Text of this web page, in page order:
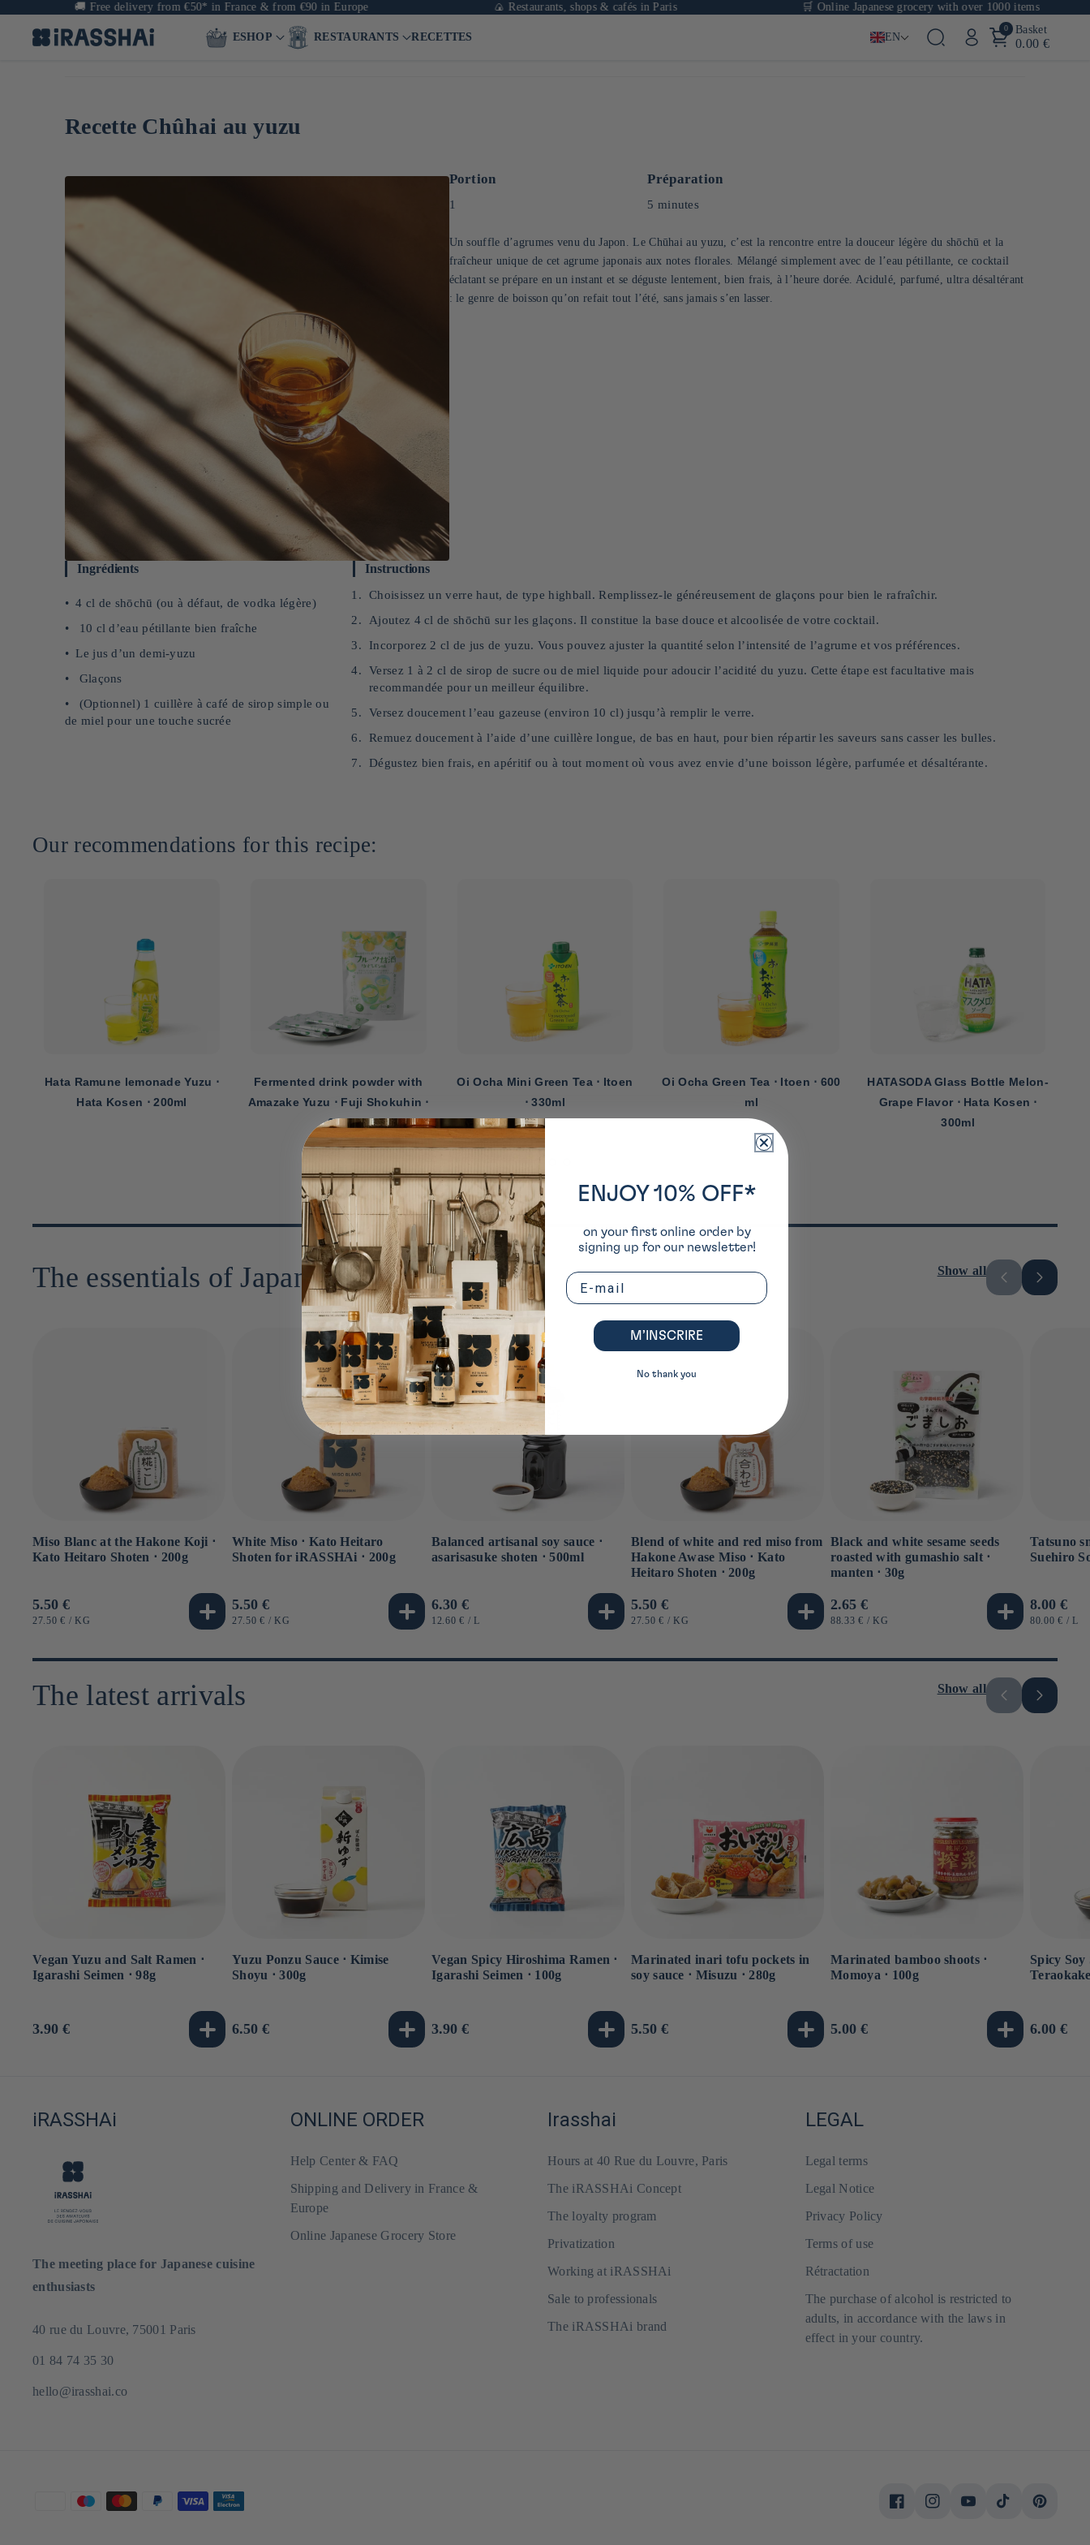
Free delivery from €50* in France & from €90 in Europe 🍙 Restaurants, shops & cafés in Paris 🛒 Online Japanese grocery with over 1000 items
ESHOP RESTAURANTS RECETTES EN
0 Basket
0.00 €
Recette Chûhai au yuzu
Portion
1
Préparation
5 minutes
Un souffle d’agrumes venu du Japon. Le Chūhai au yuzu, c’est la rencontre entre la douceur légère du shōchū et la
fraîcheur unique de cet agrume japonais aux notes florales. Mélangé simplement avec de l’eau pétillante, ce cocktail
éclatant se prépare en un instant et se déguste lentement, bien frais, à l’heure dorée. Acidulé, parfumé, ultra désaltérant
: le genre de boisson qu’on refait tout l’été, sans jamais s’en lasser.
Ingrédients
4 cl de shōchū (ou à défaut, de vodka légère)
10 cl d’eau pétillante bien fraîche
Le jus d’un demi-yuzu
Glaçons
(Optionnel) 1 cuillère à café de sirop simple ou
de miel pour une touche sucrée
Instructions
Choisissez un verre haut, de type highball. Remplissez-le généreusement de glaçons pour bien le rafraîchir.
Ajoutez 4 cl de shōchū sur les glaçons. Il constitue la base douce et alcoolisée de votre cocktail.
Incorporez 2 cl de jus de yuzu. Vous pouvez ajuster la quantité selon l’intensité de l’agrume et vos préférences.
Versez 1 à 2 cl de sirop de sucre ou de miel liquide pour adoucir l’acidité du yuzu. Cette étape est facultative mais
recommandée pour un meilleur équilibre.
Versez doucement l’eau gazeuse (environ 10 cl) jusqu’à remplir le verre.
Remuez doucement à l’aide d’une cuillère longue, de bas en haut, pour bien répartir les saveurs sans casser les bulles.
Dégustez bien frais, en apéritif ou à tout moment où vous avez envie d’une boisson légère, parfumée et désaltérante.
Our recommendations for this recipe:
Hata Ramune lemonade Yuzu ⋅
Hata Kosen ⋅ 200ml
Fermented drink powder with
Amazake Yuzu ⋅ Fuji Shokuhin ⋅
60g
Oi Ocha Mini Green Tea ⋅ Itoen
⋅ 330ml
Oi Ocha Green Tea ⋅ Itoen ⋅ 600
ml
HATASODA Glass Bottle Melon-
Grape Flavor ⋅ Hata Kosen ⋅
300ml
The essentials of Japanese cuisine Show all
Miso Blanc at the Hakone Koji ⋅
Kato Heitaro Shoten ⋅ 200g
Usual
price
5.50 €
UNIT
27.50 € / BY
KG
White Miso ⋅ Kato Heitaro
Shoten for iRASSHAi ⋅ 200g
Usual
price
5.50 €
UNIT
27.50 € / BY
KG
Balanced artisanal soy sauce ⋅
asarisasuke shoten ⋅ 500ml
Usual
price
6.30 €
UNIT
12.60 € / BY
L
Blend of white and red miso from
Hakone Awase Miso ⋅ Kato
Heitaro Shoten ⋅ 200g
Usual
price
5.50 €
UNIT
27.50 € / BY
KG
Black and white sesame seeds
roasted with gumashio salt ⋅
manten ⋅ 30g
Usual
price
2.65 €
UNIT
88.33 € / BY
KG
Tatsuno
Suehiro
Usual
price
8.00 €
UNIT
80.00 € / L
The latest arrivals Show all
Vegan Yuzu and Salt Ramen ⋅
Igarashi Seimen ⋅ 98g
Usual
3.90 €
Yuzu Ponzu Sauce ⋅ Kimise
Shoyu ⋅ 300g
Usual
6.50 €
Vegan Spicy Hiroshima Ramen ⋅
Igarashi Seimen ⋅ 100g
Usual
3.90 €
Marinated inari tofu pockets in
soy sauce ⋅ Misuzu ⋅ 280g
Usual
5.50 €
Marinated bamboo shoots ⋅
Momoya ⋅ 100g
Usual
5.00 €
Spicy Soy
Usual
6.00 €
iRASSHAi
The meeting place for Japanese cuisine
enthusiasts
40 rue du Louvre, 75001 Paris
01 84 74 35 30
hello@irasshai.co
ONLINE ORDER
Help Center & FAQ
Shipping and Delivery in France &
Europe
Online Japanese Grocery Store
Irasshai
Hours at 40 Rue du Louvre, Paris
The iRASSHAi Concept
The loyalty program
Privatization
Working at iRASSHAi
Sale to professionals
The iRASSHAi brand
LEGAL
Legal terms
Legal Notice
Privacy Policy
Terms of use
Rétractation
The purchase of alcohol is restricted to
adults, in accordance with the laws in
effect in your country.
FacebookInstagramYoutubeTiktok Pinterest
ENJOY 10% OFF*
on your first online order by
signing up for our newsletter!
Email
M’INSCRIRE
No thank you